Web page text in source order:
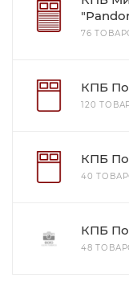
76
КПБ
120
КПБ
40
КПБ
48